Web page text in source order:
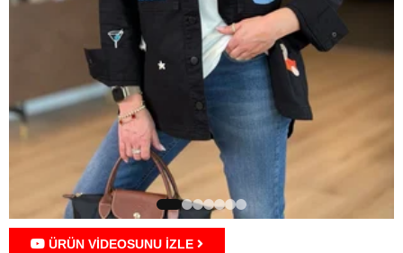
ÜRÜN VİDEOSUNU İZLE